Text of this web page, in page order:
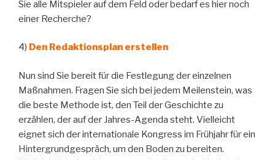
Sie alle Mitspieler auf dem Feld oder bedarf es hier noch
einer Recherche?
4) Den Redaktionsplan erstellen
Nun sind Sie bereit für die Festlegung der einzelnen
Maßnahmen. Fragen Sie sich bei jedem Meilenstein, was
die beste Methode ist, den Teil der Geschichte zu
erzählen, der auf der Jahres-Agenda steht. Vielleicht
eignet sich der internationale Kongress im Frühjahr für ein
Hintergrundgespräch, um den Boden zu bereiten.